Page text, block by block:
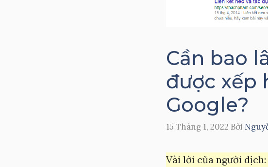
Cần bao
được xếp
Google?
15 Tháng 1, 2022 Bởi
Vài lời của người